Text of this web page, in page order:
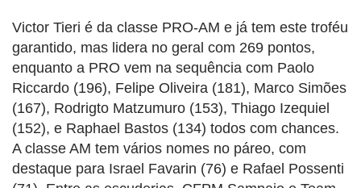
Victor Tieri é da classe PRO-AM e já tem este troféu
garantido, mas lidera no geral com 269 pontos,
enquanto a PRO vem na sequência com Paolo
Riccardo (196), Felipe Oliveira (181), Marco Simões
(167), Rodrigto Matzumuro (153), Thiago Izequiel
(152), e Raphael Bastos (134) todos com chances.
A classe AM tem vários nomes no páreo, com
destaque para Israel Favarin (76) e Rafael Possenti